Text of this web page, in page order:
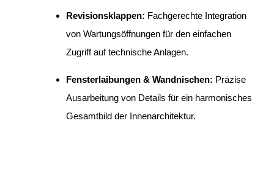
Revisionsklappen: Fachgerechte Integration
von Wartungsöffnungen für den einfachen
Zugriff auf technische Anlagen.
Fensterlaibungen & Wandnischen: Präzise
Ausarbeitung von Details für ein harmonisches
Gesamtbild der Innenarchitektur.